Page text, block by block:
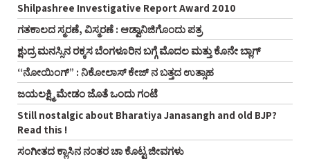
Shilpashree Investigative Report Award 2010
ಗತಕಾಲದ ಸ್ಮರಣೆ, ವಿಸ್ಮರಣೆ : ಆಡ್ವಾನಿಜಿಗೊಂದು ಪತ್ರ
ಕ್ಷುದ್ರ ಮನಸ್ಸಿನ ರಕ್ಕಸ ಬೆಂಗಳೂರಿನ ಬಗ್ಗೆ ಮೊದಲ ಮತ್ತು ಕೊನೇ ಬ್ಲಾಗ್
“ನೋಯಿಂಗ್” : ನಿಕೋಲಾಸ್ ಕೇಜ್ ನ ಬತ್ತದ ಉತ್ಸಾಹ
ಜಯಲಕ್ಷ್ಮಿ ಮೇಡಂ ಜೊತೆ ಒಂದು ಗಂಟೆ
Still nostalgic about Bharatiya Janasangh and old BJP?
Read this !
ಸಂಗೀತದ ಕ್ಲಾಸಿನ ನಂತರ ಚಾ ಕೊಟ್ಟ ಜೀವಗಳು